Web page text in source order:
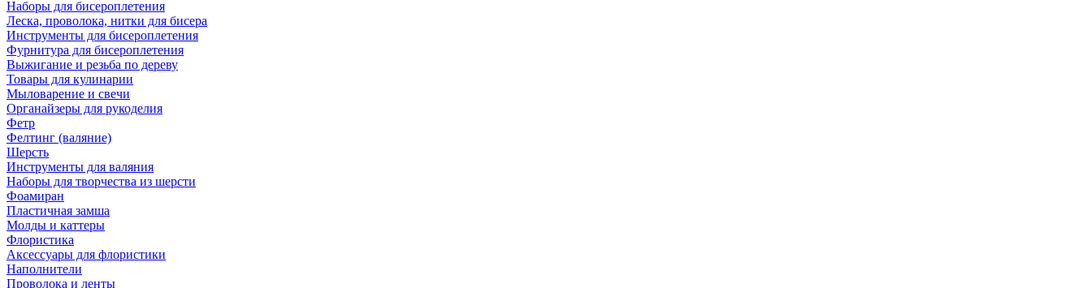
Наборы для бисероплетения
Леска, проволока, нитки для бисера
Инструменты для бисероплетения
Фурнитура для бисероплетения
Выжигание и резьба по дереву
Товары для кулинарии
Мыловарение и свечи
Органайзеры для рукоделия
Фетр
Фелтинг (валяние)
Шерсть
Инструменты для валяния
Наборы для творчества из шерсти
Фоамиран
Пластичная замша
Молды и каттеры
Флористика
Аксессуары для флористики
Наполнители
Проволока и ленты